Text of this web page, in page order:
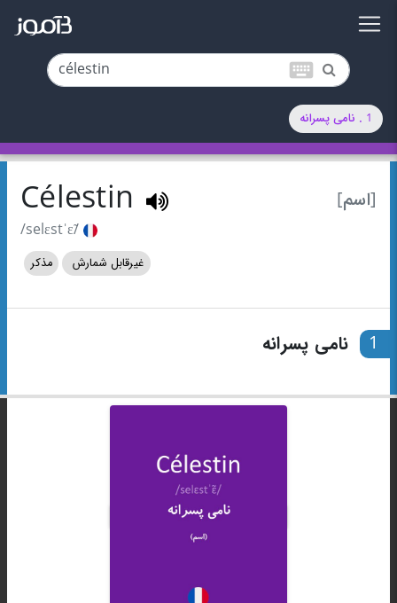
keyboard
1 . نامی پسرانه
[اسم] Célestin
/selɛstˈɛ̃/
غیرقابل شمارش مذکر
1 نامی پسرانه